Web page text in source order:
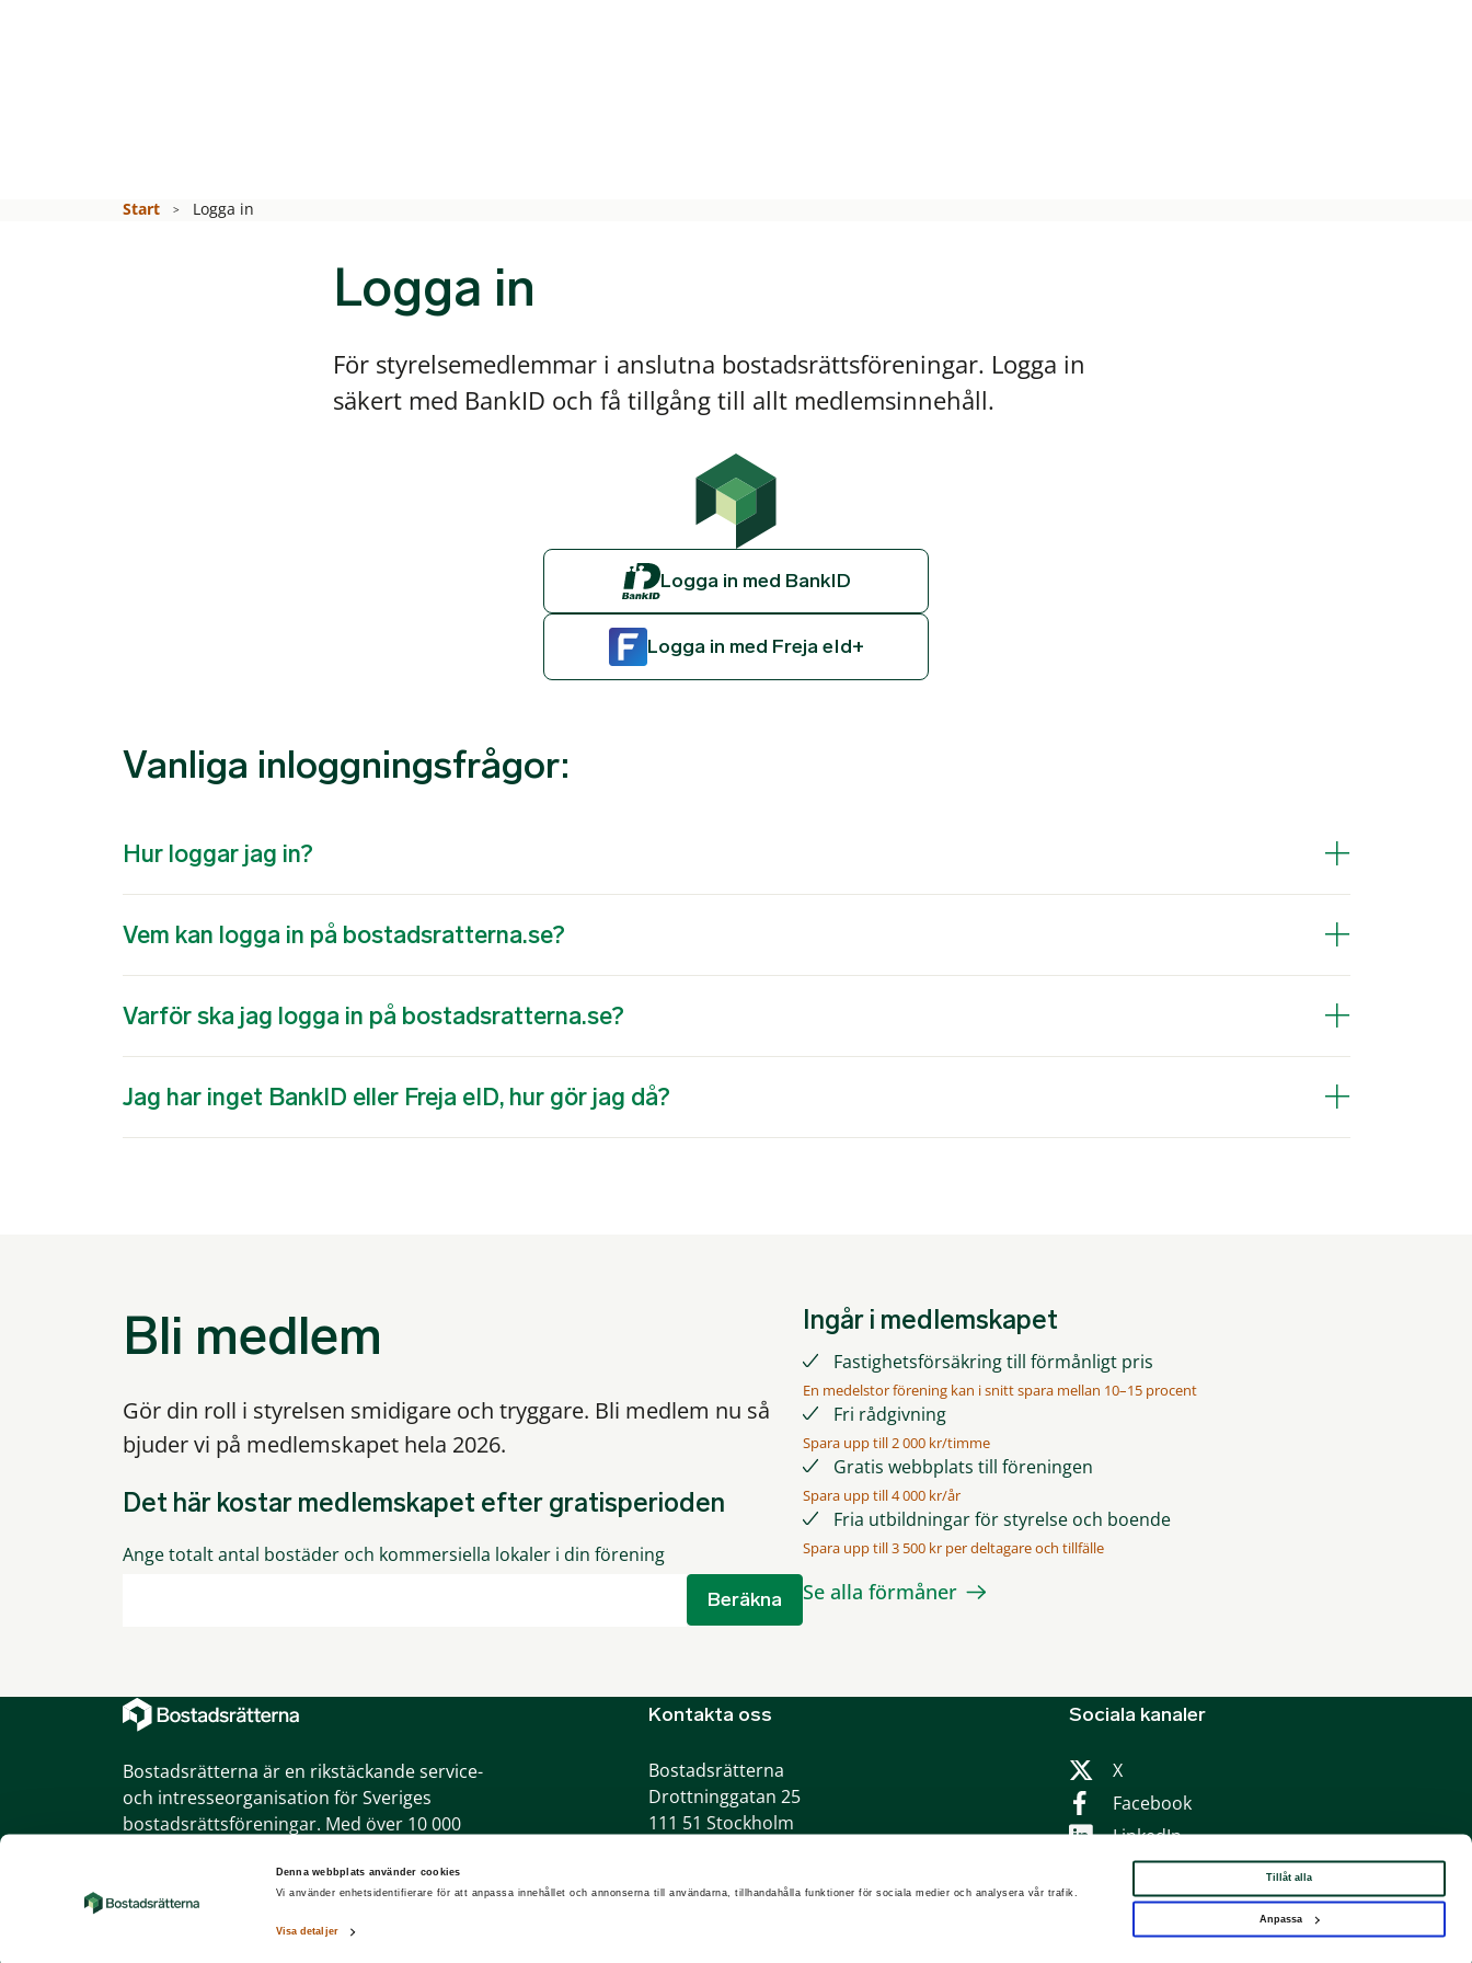
Denna webbplats använder cookies
Vi använder enhetsidentifierare för att anpassa innehållet och annonserna till användarna, tillhandahålla funktioner för sociala medier och analysera vår trafik.
Visa detaljer
Tillåt alla
Anpassa
Start Logga in
Logga in
För styrelsemedlemmar i anslutna bostadsrättsföreningar. Logga in
säkert med BankID och få tillgång till allt medlemsinnehåll.
Logga in med BankID
Logga in med Freja eId+
Vanliga inloggningsfrågor:
Hur loggar jag in?
Vem kan logga in på bostadsratterna.se?
Varför ska jag logga in på bostadsratterna.se?
Jag har inget BankID eller Freja eID, hur gör jag då?
Bli medlem
Gör din roll i styrelsen smidigare och tryggare. Bli medlem nu så
bjuder vi på medlemskapet hela 2026.
Det här kostar medlemskapet efter gratisperioden
Ange totalt antal bostäder och kommersiella lokaler i din förening
Beräkna
Ingår i medlemskapet
Fastighetsförsäkring till förmånligt pris
En medelstor förening kan i snitt spara mellan 10–15 procent
Fri rådgivning
Spara upp till 2 000 kr/timme
Gratis webbplats till föreningen
Spara upp till 4 000 kr/år
Fria utbildningar för styrelse och boende
Spara upp till 3 500 kr per deltagare och tillfälle
Se alla förmåner
Bostadsrätterna är en rikstäckande service-
och intresseorganisation för Sveriges
bostadsrättsföreningar. Med över 10 000
största bostadsrättsorganisationen.
|Dataskyddspolicy
Kontakta oss
Bostadsrätterna
Drottninggatan 25
111 51 Stockholm
Sociala kanaler
X
Facebook
LinkedIn
Instagram